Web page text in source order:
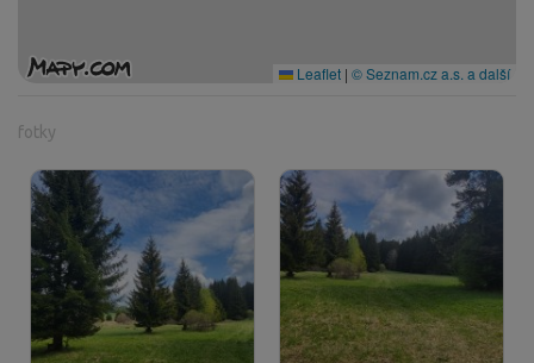
Leaflet | © Seznam.cz a.s. a další
fotky